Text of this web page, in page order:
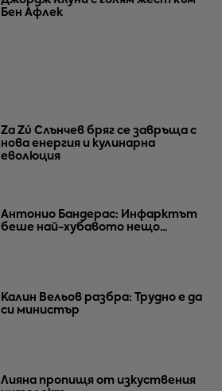
Бен Афлек
Za Zú Слънчев бряг се завръща с
нова енергия и кулинарна
еволюция
Антонио Бандерас: Инфарктът
беше най-хубавото нещо...
Калин Вельов разбра: Трудно е да
си министър
Лияна пропищя от изкуствения